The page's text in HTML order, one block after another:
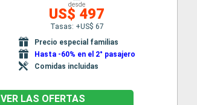
desde
US$ 497
Tasas: +US$ 67
Precio especial familias
Hasta -60% en el 2° pasajero
Comidas incluidas
VER LAS OFERTAS